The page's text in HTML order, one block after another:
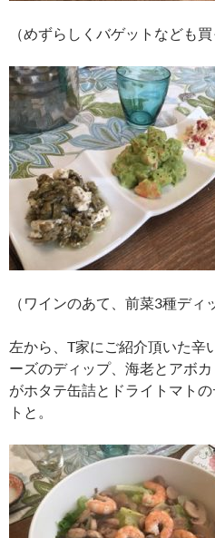
（めずらしくバゲットなども買
（ワインのあて、前菜3種ディ
左から、T家にご紹介頂いた辛
ーズのディップ、海老とアボ
がホタテ缶詰とドライトマト
トと。